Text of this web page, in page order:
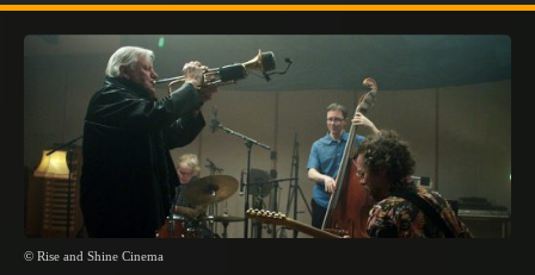
© Rise and Shine Cinema